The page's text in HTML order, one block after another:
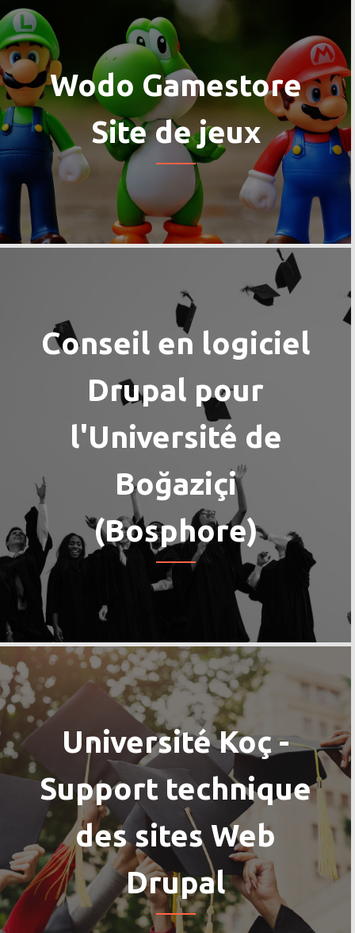
Wodo Gamestore
Site de jeux
Conseil en logiciel
Drupal pour
l'Université de
Boğaziçi
(Bosphore)
Université Koç -
Support technique
des sites Web
Drupal